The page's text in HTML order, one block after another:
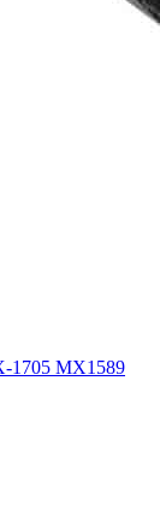
1705 MX1589